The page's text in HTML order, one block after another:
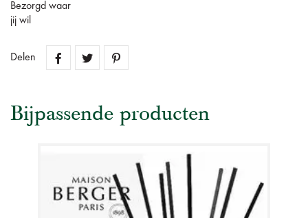
Bezorgd waar
jij wil
Delen
Bijpassende producten